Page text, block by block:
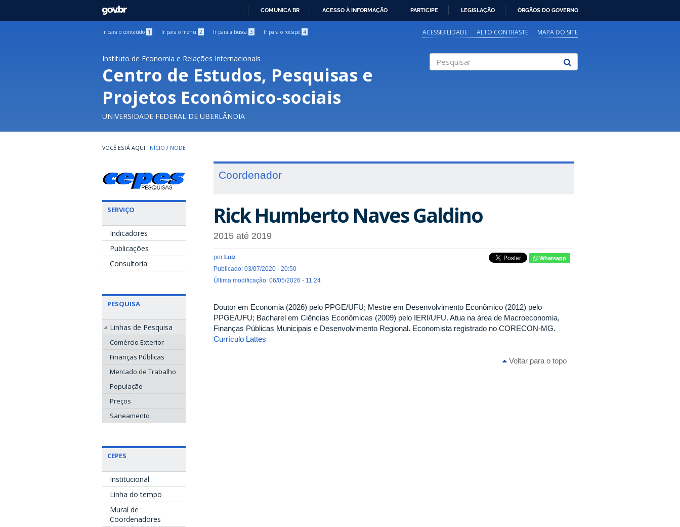
GOVBR
COMUNICA BR ACESSO À INFORMAÇÃO PARTICIPE LEGISLAÇÃO ÓRGÃOS DO GOVERNO
Ir para o conteúdo 1 Ir para o menu 2 Ir para a busca 3 Ir para o rodapé 4 ACESSIBILIDADE ALTO CONTRASTE MAPA DO SITE
Instituto de Economia e Relações Internacionais
Centro de Estudos, Pesquisas e
Projetos Econômico-sociais
UNIVERSIDADE FEDERAL DE UBERLÂNDIA
INÍCIO / NODE
SERVIÇO
Indicadores
Publicações
Consultoria
PESQUISA
Linhas de Pesquisa
Comércio Exterior
Finanças Públicas
Mercado de Trabalho
População
Preços
Saneamento
CEPES
Institucional
Linha do tempo
Mural de
Coordenadores
Coordenador
Rick Humberto Naves Galdino
2015 até 2019
por Luiz
Publicado: 03/07/2020 - 20:50
Última modificação: 06/05/2026 - 11:24
Whatsapp
Doutor em Economia (2026) pelo PPGE/UFU; Mestre em Desenvolvimento Econômico (2012) pelo
PPGE/UFU; Bacharel em Ciências Econômicas (2009) pelo IERI/UFU. Atua na área de Macroeconomia,
Finanças Públicas Municipais e Desenvolvimento Regional. Economista registrado no CORECON-MG.
Currículo Lattes
Voltar para o topo